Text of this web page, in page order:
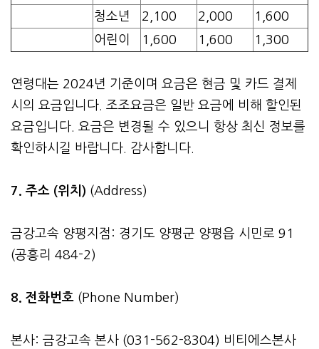
청소년 2,100 2,000
1,600
어린이
1,600 1,600 1,300
연령대는 2024년 기준이며 요금은 현금 및 카드 결제
시의 요금입니다. 조조요금은 일반 요금에 비해 할인된
요금입니다. 요금은 변경될 수 있으니 항상 최신 정보를
확인하시길 바랍니다. 감사합니다.
7. 주소 (위치) (Address)
금강고속 양평지점: 경기도 양평군 양평읍 시민로 91
(공흥리 484-2)
8. 전화번호 (Phone Number)
본사: 금강고속 본사 (031-562-8304) 비티에스본사